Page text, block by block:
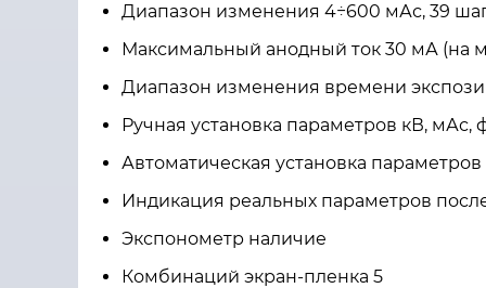
Диапазон изменения 4÷600 мАс, 39
Максимальный анодный ток 30 мА (на
Диапазон изменения времени
Ручная установка параметров кВ, мАс,
Автоматическая установка
Индикация реальных параметров
Экспонометр наличие
Комбинаций экран-пленка 5